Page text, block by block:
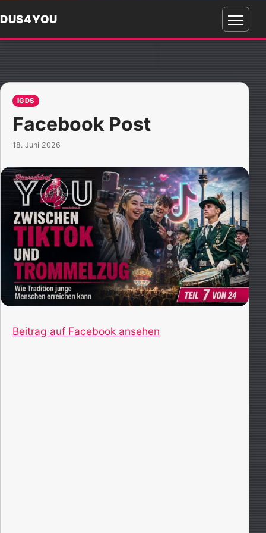
DUS4YOU
Menü
IGDS
Facebook Post
18. Juni 2026
Beitrag auf Facebook ansehen